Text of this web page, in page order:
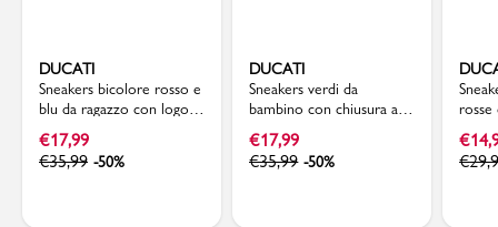
DUCATI
Sneakers bicolore rosso e
blu da ragazzo con logo
Ducati
€17,99
€35,99 -50%
DUCATI
Sneakers verdi da
bambino con chiusura a
strappo e logo Ducati
€17,99
€35,99 -50%
rosse
€
€